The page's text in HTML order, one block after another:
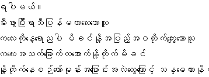
ရပါမယ်။
မီးဖွားပြီးရာသီပြန်မလာသေးသောသူ
ကလေးကိုနေ့ရောညပါ မိခင်နို့အပြည့်အဝတိုက်ကျွေးသောသူ
ကလေးအသက်ခြောက်လအောက်နို့တိုက်မိခင်
နို့တိုက်နေစဉ်ဟော်မုန်းအပြောင်းအလဲတွေကြောင့် သန္ဓေတ